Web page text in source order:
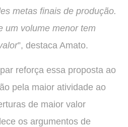
metas finais de produção.
um volume menor tem
”, destaca Amato.
reforça essa proposta ao
pela maior atividade ao
de maior valor
os argumentos de